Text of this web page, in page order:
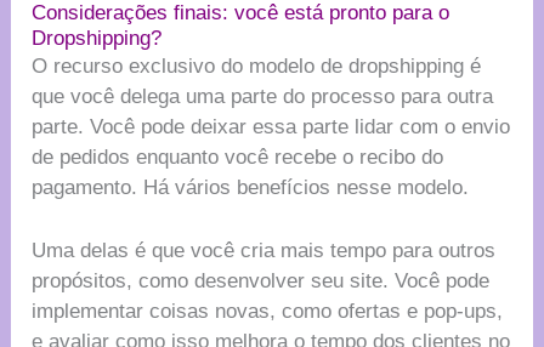
Considerações finais: você está pronto para o
Dropshipping?
O recurso exclusivo do modelo de dropshipping é
que você delega uma parte do processo para outra
parte. Você pode deixar essa parte lidar com o envio
de pedidos enquanto você recebe o recibo do
pagamento. Há vários benefícios nesse modelo.
Uma delas é que você cria mais tempo para outros
propósitos, como desenvolver seu site. Você pode
implementar coisas novas, como ofertas e pop-ups,
e avaliar como isso melhora o tempo dos clientes no